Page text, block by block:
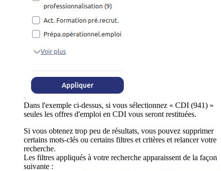
Dans l'exemple ci-dessus, si vous sélectionnez « CDI (941) »
seules les offres d'emploi en CDI vous seront restituées.
Si vous obtenez trop peu de résultats, vous pouvez supprimer
certains mots-clés ou certains filtres et critères et relancer votre
recherche.
Les filtres appliqués à votre recherche apparaissent de la façon
suivante :